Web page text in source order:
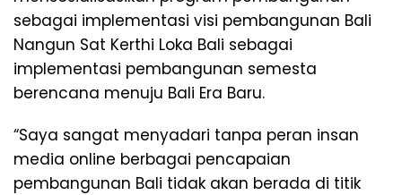
sebagai implementasi visi pembangunan Bali
Nangun Sat Kerthi Loka Bali sebagai
implementasi pembangunan semesta
berencana menuju Bali Era Baru.
“Saya sangat menyadari tanpa peran insan
media online berbagai pencapaian
pembangunan Bali tidak akan berada di titik